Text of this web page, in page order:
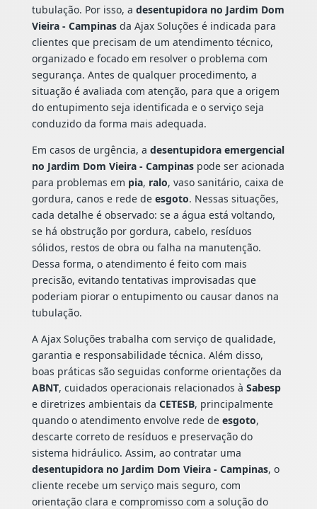
tubulação. Por isso, a desentupidora no Jardim Dom
Vieira - Campinasda Ajax Soluções é indicada para
clientes que precisam de um atendimento técnico,
organizado e focado em resolver o problema com
segurança. Antes de qualquer procedimento, a
situação é avaliada com atenção, para que a origem
do entupimento seja identificada e o serviço seja
conduzido da forma mais adequada.
Em casos de urgência, a desentupidora emergencial
no Jardim Dom Vieira - Campinaspode ser acionada
para problemas em pia, ralo, vaso sanitário, caixa de
gordura, canos e rede de esgoto. Nessas situações,
cada detalhe é observado: se a água está voltando,
se há obstrução por gordura, cabelo, resíduos
sólidos, restos de obra ou falha na manutenção.
Dessa forma, o atendimento é feito com mais
precisão, evitando tentativas improvisadas que
poderiam piorar o entupimento ou causar danos na
tubulação.
A Ajax Soluções trabalha com serviço de qualidade,
garantia e responsabilidade técnica. Além disso,
boas práticas são seguidas conforme orientações da
ABNT, cuidados operacionais relacionados à Sabesp
e diretrizes ambientais da CETESB, principalmente
quando o atendimento envolve rede de esgoto,
descarte correto de resíduos e preservação do
sistema hidráulico. Assim, ao contratar uma
desentupidora no Jardim Dom Vieira - Campinas, o
cliente recebe um serviço mais seguro, com
orientação clara e compromisso com a solução do